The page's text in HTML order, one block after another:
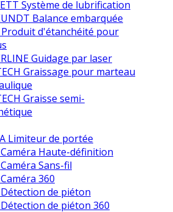
Système de lubrification
Balance embarquée
Produit d'étanchéité pour
Guidage par laser
Graissage pour marteau
Graisse semi-
Limiteur de portée
Haute-définition
Sans-fil
360
de piéton
de piéton 360